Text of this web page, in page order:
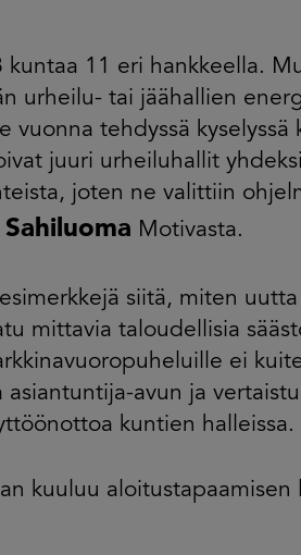
kuntaa 11 eri hankkeella.
urheilu- tai jäähallien
vuonna tehdyssä
juuri urheiluhallit
joten ne valittiin
Motivasta.
siitä, miten
mittavia taloudellisia
ei
avun ja
kuntien halleissa.
kuuluu aloitustapaamisen